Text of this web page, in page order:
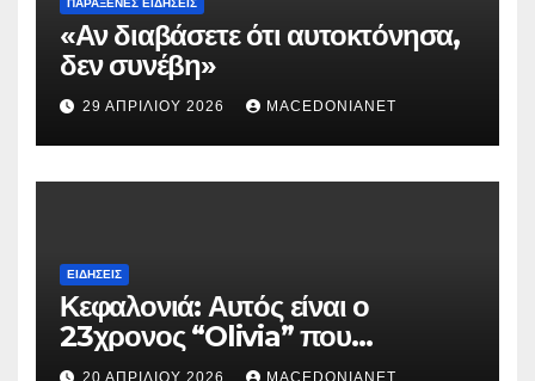
ΠΑΡΆΞΕΝΕΣ ΕΙΔΉΣΕΙΣ
«Αν διαβάσετε ότι αυτοκτόνησα,
δεν συνέβη»
29 ΑΠΡΙΛΊΟΥ 2026 MACEDONIANET
ΕΙΔΉΣΕΙΣ
Κεφαλονιά: Αυτός είναι ο
23χρονος “Olivia” που
κατηγορείται για τον θάνατο της